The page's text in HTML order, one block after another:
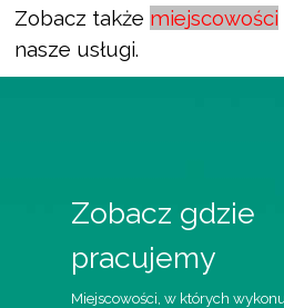
Zobacz także miejscowości
nasze usługi.
Zobacz gdzie
pracujemy
Miejscowości, w których